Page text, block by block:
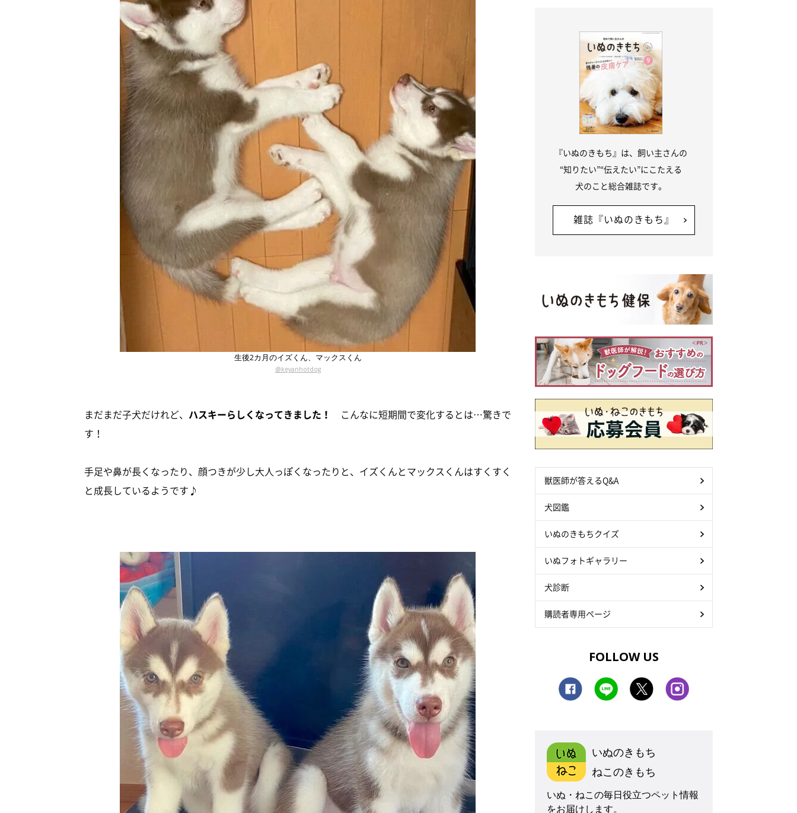
生後2カ月のイズくん、マックスくん
@keyanhotdog
まだまだ子犬だけれど、 ハスキーらしくなってきました！
こんなに短期間で変化するとは…驚きで
す！
手足や鼻が長くなったり、顔つきが少し大人っぽくなったりと、イズくんとマックスくんはすくすく
と成長しているようです♪
『いぬのきもち』は、飼い主さんの
“知りたい”“伝えたい”にこたえる
犬のこと総合雑誌です。
雑誌『いぬのきもち』
獣医師が答えるQ&A
犬図鑑
いぬのきもちクイズ
いぬフォトギャラリー
犬診断
購読者専用ページ
FOLLOW US
いぬのきもち
ねこのきもち
いぬ・ねこの毎日役立つペット情報
をお届けします。